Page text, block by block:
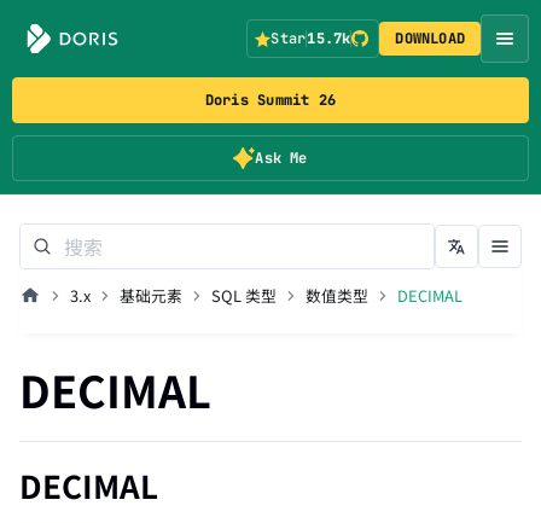
Doris Summit 26
Ask Me
Star15.7k DOWNLOAD
3.x 基础元素 SQL 类型 数值类型 DECIMAL
DECIMAL
DECIMAL